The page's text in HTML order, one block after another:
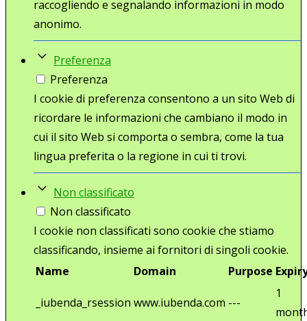
raccogliendo e segnalando informazioni in modo
anonimo.
Preferenza
Preferenza
I cookie di preferenza consentono a un sito Web di
ricordare le informazioni che cambiano il modo in
cui il sito Web si comporta o sembra, come la tua
lingua preferita o la regione in cui ti trovi.
Non classificato
Non classificato
I cookie non classificati sono cookie che stiamo
classificando, insieme ai fornitori di singoli cookie.
Name
Domain Purpose
_iubenda_rsession www.iubenda.com ---
1